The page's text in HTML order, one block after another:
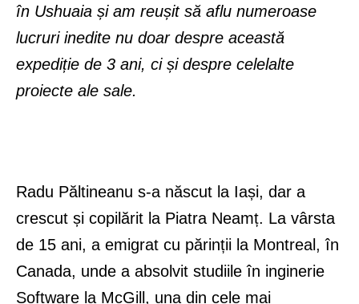
în Ushuaia și am reușit să aflu numeroase
lucruri inedite nu doar despre această
expediție de 3 ani, ci și despre celelalte
proiecte ale sale.
Radu Păltineanu s-a născut la Iași, dar a
crescut și copilărit la Piatra Neamț. La vârsta
de 15 ani, a emigrat cu părinții la Montreal, în
Canada, unde a absolvit studiile în inginerie
Software la McGill, una din cele mai